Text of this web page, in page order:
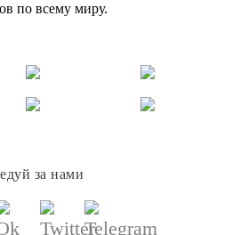
по всему миру.
за нами